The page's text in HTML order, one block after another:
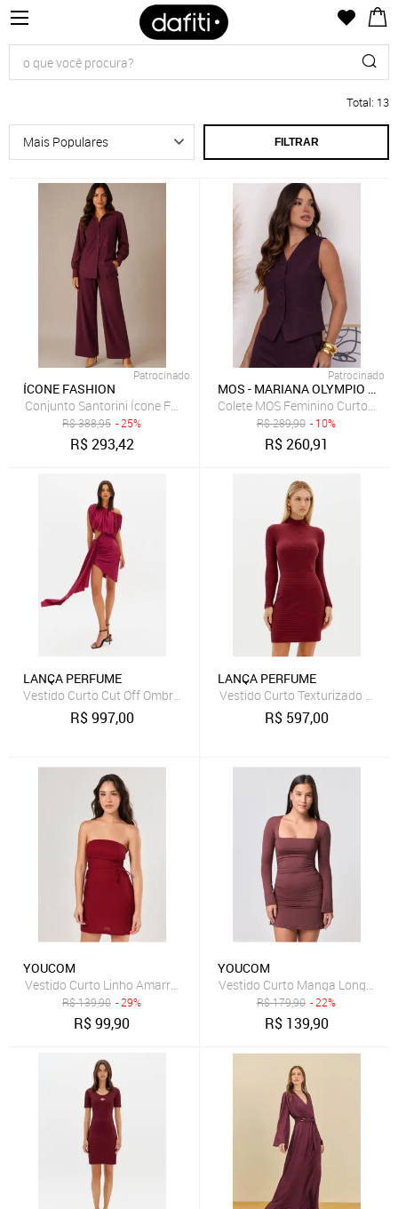
Total: 13
FILTRAR
Patrocinado
ÍCONE FASHION
Conjunto Santorini Ícone Fashion Linho Cor Marsala
R$388,95 - 25%
R$293,42
Patrocinado
MOS - MARIANA OLYMPIO
Colete MOS Feminino Curto de
R$289,90 - 10%
R$260,91
LANÇA PERFUME
Vestido Curto Cut Off Ombro Único Lança Perfume
R$997,00
LANÇA PERFUME
Vestido Curto Texturizado Com
R$ 597,00
YOUCOM
Vestido Curto Linho Amarrações Laterais
R$139,90 - 29%
R$99,90
YOUCOM
Vestido Curto Manga Longa
R$179,90 - 22%
R$ 139,90